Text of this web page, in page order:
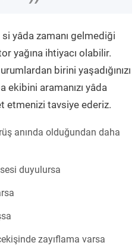
”
yâda zamanı gelmediği
yağına ihtiyacı olabilir.
birini yaşadığınızı
ekibini aramanızı yâda
etmenizi tavsiye ederiz.
anında olduğundan daha
sesi duyulursa
zayıflama varsa